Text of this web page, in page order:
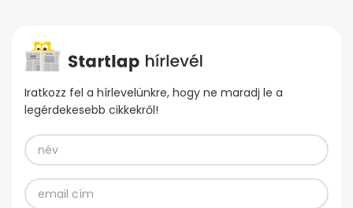
Iratkozz fel a hírlevelünkre, hogy ne maradj le a
legérdekesebb cikkekről!